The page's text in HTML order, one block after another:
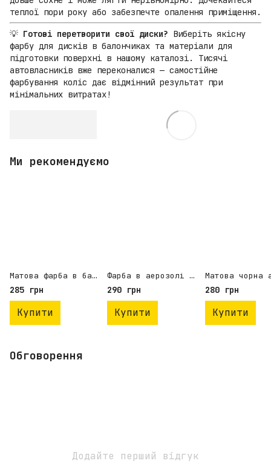
теплої пори року або забезпечте опалення приміщення.
💡 Готові перетворити свої диски? Виберіть якісну
фарбу для дисків в балончиках та матеріали для
підготовки поверхні в нашому каталозі. Тисячі
автовласників вже переконалися — самостійне
фарбування коліс дає відмінний результат при
мінімальних витратах!
Ми рекомендуємо
Матова фарба в балончиках Car Refinishes Хакі 303 (RAL 6003), 400мл
285 грн
Купити
Фарба в аерозолі для дисків Motip WheelSpray, срібляста, 500мл
290 грн
Купити
280 грн
Купити
Обговорення
Додайте перший відгук